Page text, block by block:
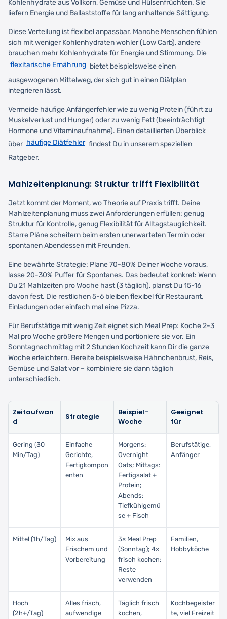
Kohlenhydrate aus Vollkorn, Gemüse und Hülsenfrüchten. Sie
liefern Energie und Ballaststoffe für lang anhaltende Sättigung.
Diese Verteilung ist flexibel anpassbar. Manche Menschen fühlen
sich mit weniger Kohlenhydraten wohler (Low Carb), andere
brauchen mehr Kohlenhydrate für Energie und Stimmung. Die
flexitarische Ernährung bietet beispielsweise einen
ausgewogenen Mittelweg, der sich gut in einen Diätplan
integrieren lässt.
Vermeide häufige Anfängerfehler wie zu wenig Protein (führt zu
Muskelverlust und Hunger) oder zu wenig Fett (beeinträchtigt
Hormone und Vitaminaufnahme). Einen detaillierten Überblick
über häufige Diätfehler findest Du in unserem speziellen
Ratgeber.
Mahlzeitenplanung: Struktur trifft Flexibilität
Jetzt kommt der Moment, wo Theorie auf Praxis trifft. Deine
Mahlzeitenplanung muss zwei Anforderungen erfüllen: genug
Struktur für Kontrolle, genug Flexibilität für Alltagstauglichkeit.
Starre Pläne scheitern beim ersten unerwarteten Termin oder
spontanen Abendessen mit Freunden.
Eine bewährte Strategie: Plane 70-80% Deiner Woche voraus,
lasse 20-30% Puffer für Spontanes. Das bedeutet konkret: Wenn
Du 21 Mahlzeiten pro Woche hast (3 täglich), planst Du 15-16
davon fest. Die restlichen 5-6 bleiben flexibel für Restaurant,
Einladungen oder einfach mal eine Pizza.
Für Berufstätige mit wenig Zeit eignet sich Meal Prep: Koche 2-3
Mal pro Woche größere Mengen und portioniere sie vor. Ein
Sonntagnachmittag mit 2 Stunden Kochzeit kann Dir die ganze
Woche erleichtern. Bereite beispielsweise Hähnchenbrust, Reis,
Gemüse und Salat vor – kombiniere sie dann täglich
unterschiedlich.
Zeitaufwan
d
Strategie
Beispiel-
Woche
Geeignet
für
Gering (30
Min/Tag)
Einfache
Gerichte,
Fertigkompon
enten
Morgens:
Overnight
Oats; Mittags:
Fertigsalat +
Protein;
Abends:
Tiefkühlgemü
se + Fisch
Berufstätige,
Anfänger
Mittel (1h/Tag)
Mix aus
Frischem und
Vorbereitung
3× Meal Prep
(Sonntag); 4×
frisch kochen;
Reste
verwenden
Familien,
Hobbyköche
Hoch
(2h+/Tag)
Alles frisch,
aufwendige
Täglich frisch
kochen,
Kochbegeister
te, viel Freizeit